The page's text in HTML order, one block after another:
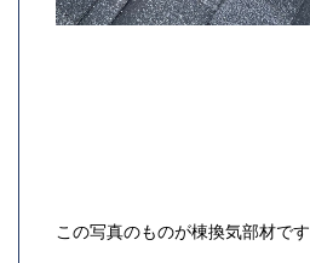
この写真のものが棟換気部材です